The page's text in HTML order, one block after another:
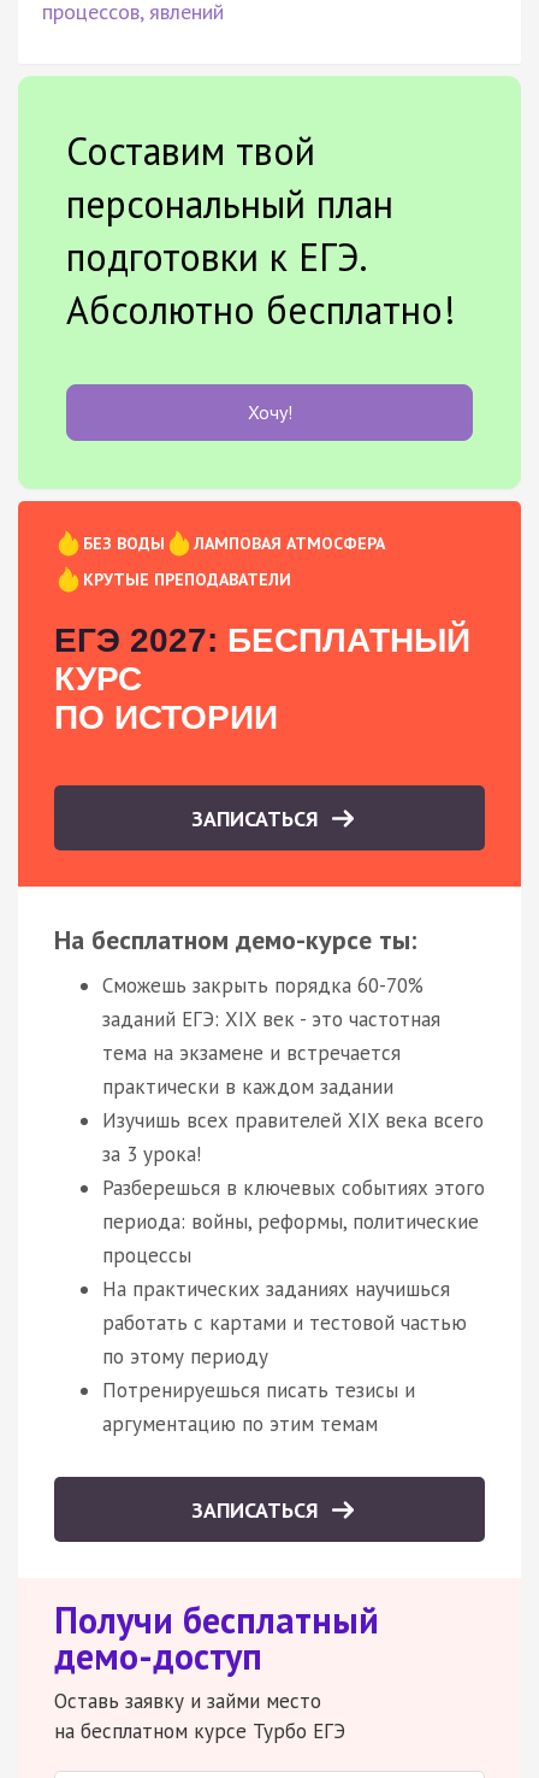
процессов, явлений
Составим твой
персональный план
подготовки к ЕГЭ.
Абсолютно бесплатно!
Хочу!
БЕЗ ВОДЫ
ЛАМПОВАЯ АТМОСФЕРА
КРУТЫЕ ПРЕПОДАВАТЕЛИ
ЕГЭ 2027: БЕСПЛАТНЫЙ
КУРС
ПО ИСТОРИИ
ЗАПИСАТЬСЯ
На бесплатном демо-курсе ты:
Сможешь закрыть порядка 60-70%
заданий ЕГЭ: XIX век - это частотная
тема на экзамене и встречается
практически в каждом задании
Изучишь всех правителей XIX века всего
за 3 урока!
Разберешься в ключевых событиях этого
периода: войны, реформы, политические
процессы
На практических заданиях научишься
работать с картами и тестовой частью
по этому периоду
Потренируешься писать тезисы и
аргументацию по этим темам
ЗАПИСАТЬСЯ
Получи бесплатный
демо-доступ
Оставь заявку и займи место
на бесплатном курсе Турбо ЕГЭ